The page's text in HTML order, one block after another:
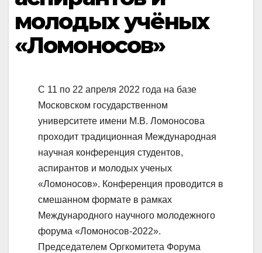
молодых учёных
«Ломоносов»
С 11 по 22 апреля 2022 года на базе
Московском государственном
университете имени М.В. Ломоносова
проходит традиционная Международная
научная конференция студентов,
аспирантов и молодых ученых
«Ломоносов». Конференция проводится в
смешанном формате в рамках
Международного научного молодежного
форума «Ломоносов-2022».
Председателем Оргкомитета Форума